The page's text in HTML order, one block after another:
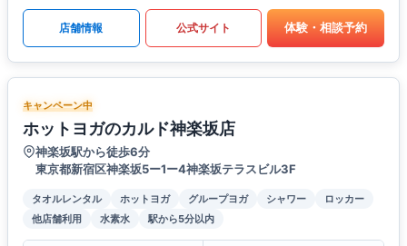
店舗情報 公式サイト 体験・相談予約
キャンペーン中
ホットヨガのカルド神楽坂店
神楽坂駅から徒歩6分
東京都新宿区神楽坂5ー1ー4神楽坂テラスビル3F
タオルレンタル ホットヨガ グループヨガ シャワー
ロッカー
他店舗利用
水素水 駅から5分以内